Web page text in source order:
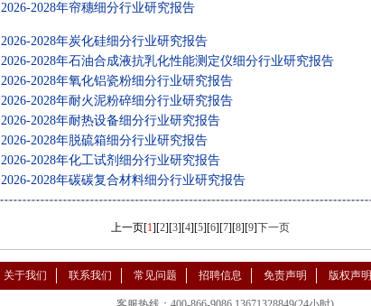
2026-2028年帘穗细分行业研究报告
2026-2028年炭化硅细分行业研究报告
2026-2028年石油合成液抗乳化性能测定仪细分行业研究报告
2026-2028年氧化铝瓷粉细分行业研究报告
2026-2028年耐火泥粉碎细分行业研究报告
2026-2028年耐热设备细分行业研究报告
2026-2028年脱硫箱细分行业研究报告
2026-2028年化工试剂细分行业研究报告
2026-2028年碳碳复合材料细分行业研究报告
上一页[1][2][3][4][5][6][7][8][9]下一页
关于我们 联系我们 常见问题 招聘信息 免责声明 版权声明